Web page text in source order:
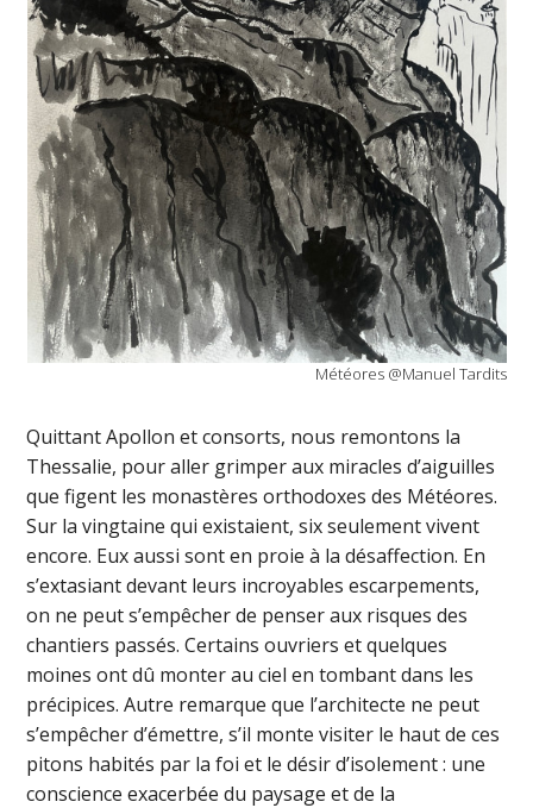
Météores @Manuel Tardits
Quittant Apollon et consorts, nous remontons la
Thessalie, pour aller grimper aux miracles d’aiguilles
que figent les monastères orthodoxes des Météores.
Sur la vingtaine qui existaient, six seulement vivent
encore. Eux aussi sont en proie à la désaffection. En
s’extasiant devant leurs incroyables escarpements,
on ne peut s’empêcher de penser aux risques des
chantiers passés. Certains ouvriers et quelques
moines ont dû monter au ciel en tombant dans les
précipices. Autre remarque que l’architecte ne peut
s’empêcher d’émettre, s’il monte visiter le haut de ces
pitons habités par la foi et le désir d’isolement : une
conscience exacerbée du paysage et de la